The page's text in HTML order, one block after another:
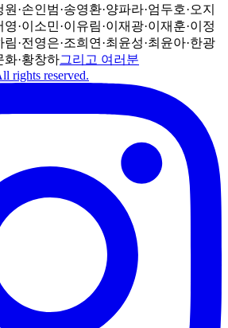
원 ·손인범·송영환·양파라·엄두호·오지
영·이소민·이유림·이재광·이재훈·이정
림·전영은·조희연 ·최윤성·최윤아·한광
화·황창하그리고 여러분
rights reserved.